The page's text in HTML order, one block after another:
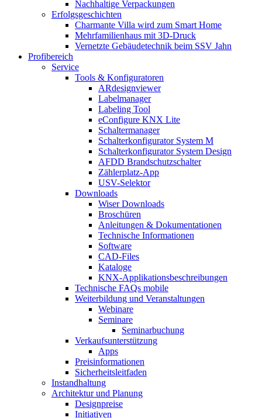
Nachhaltige Verpackungen
Erfolgsgeschichten
Charmante Villa wird zum Smart Home
Mehrfamilienhaus mit 3D-Druck
Vernetzte Gebäudetechnik beim SSV Jahn
Profibereich
Service
Tools & Konfiguratoren
ARdesignviewer
Labelmanager
Labeling Tool
eConfigure KNX Lite
Schaltermanager
Schalterkonfigurator System M
Schalterkonfigurator System Design
AFDD Brandschutzschalter
Zählerplatz-App
USV-Selektor
Downloads
Wiser Downloads
Broschüren
Anleitungen & Dokumentationen
Technische Informationen
Software
CAD-Files
Kataloge
KNX-Applikationsbeschreibungen
Technische FAQs mobile
Weiterbildung und Veranstaltungen
Webinare
Seminare
Seminarbuchung
Verkaufsunterstützung
Apps
Preisinformationen
Sicherheitsleitfaden
Instandhaltung
Architektur und Planung
Designpreise
Initiativen